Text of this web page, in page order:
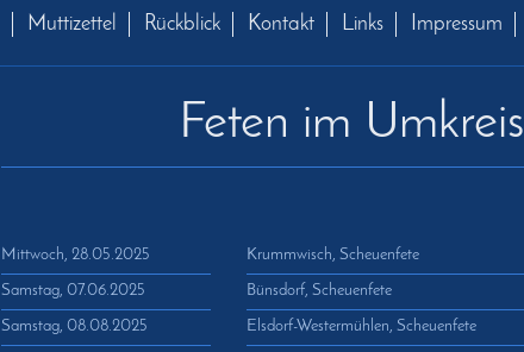
Muttizettel Rückblick Kontakt Links Impressum
Feten im Umkreis
Mittwoch, 28.05.2025
Samstag, 07.06.2025
Samstag, 08.08.2025
Krummwisch, Scheuenfete
Bünsdorf, Scheuenfete
Elsdorf-Westermühlen, Scheuenfete